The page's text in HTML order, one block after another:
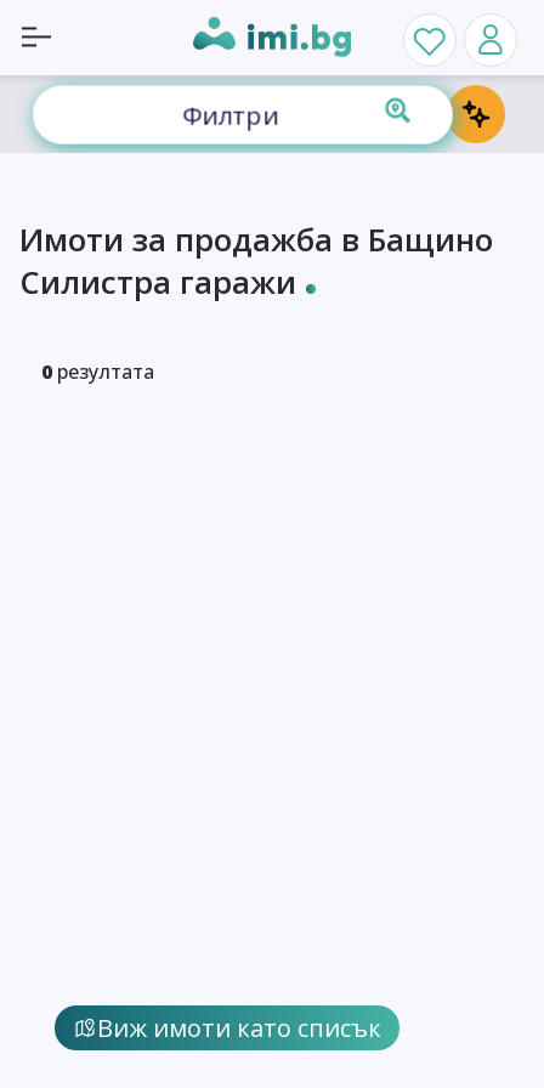
Филтри
Виж имоти като списък
Имоти за продажба в Бащино
Силистра гаражи
0 резултата